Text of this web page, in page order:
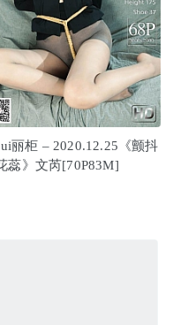
丽柜 – 2020.12.25《颤抖
蕊》文芮[70P83M]